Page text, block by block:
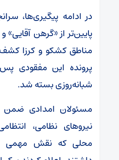
در ادامه پیگیری‌ها،
پایین‌تر از «گرهن
مناطق کشکو و کرزا
پرونده این مفقودی
شبانه‌روزی بسته شد.
مسئولان امدادی ضمن
نیروهای نظامی،
محلی که نقش مهمی